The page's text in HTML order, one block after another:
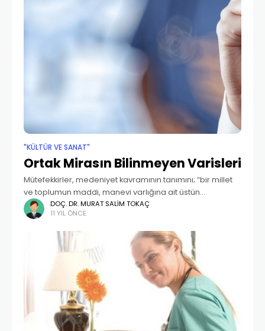
"KÜLTÜR VE SANAT"
Ortak Mirasın Bilinmeyen Varisleri
Mütefekkirler, medeniyet kavramının tanımını; “bir millet
ve toplumun maddi, manevi varlığına ait üstün
niteliklerden, değerlerden, fikir ve sanat hayatındaki
çalışmalardan, ilim, teknik, sanayi, ticaret vb. sahalardaki
nimetlerden yararlanarak ulaştığı bolluk,
DOÇ. DR. MURAT SALIM TOKAÇ
11 YIL ÖNCE